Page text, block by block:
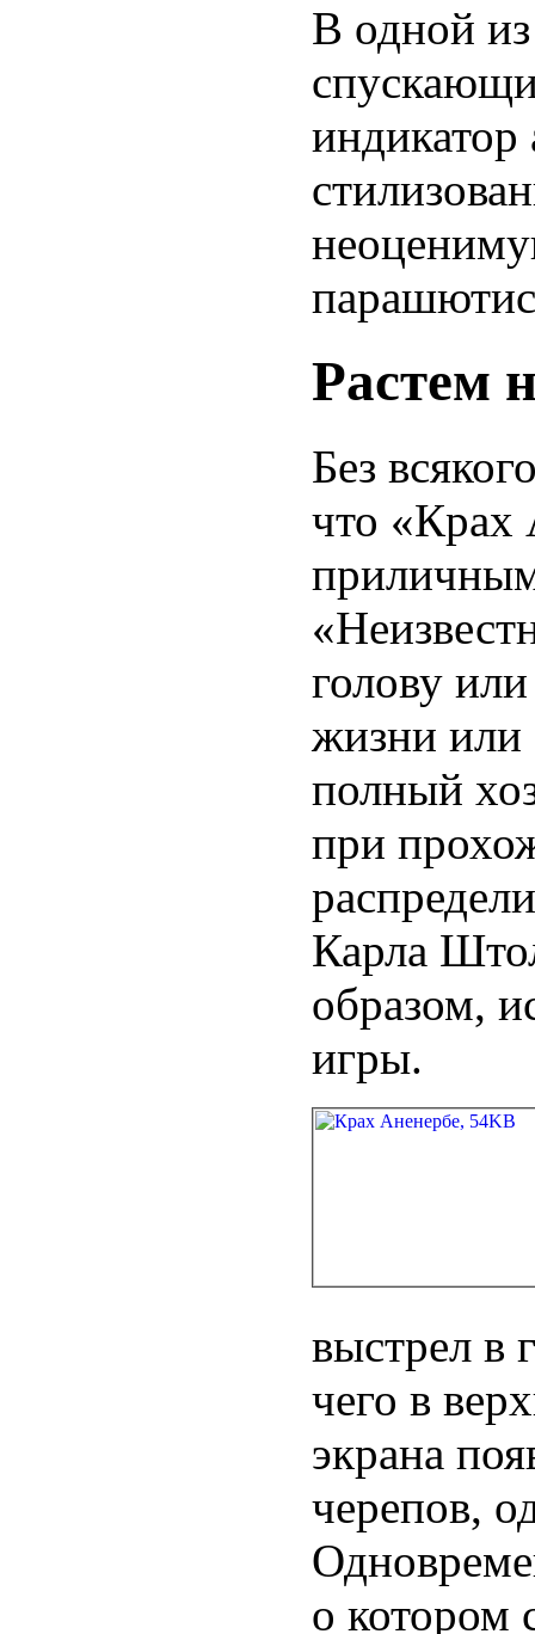
В одной
Растем
Без
что «Крах
голову
жизни или
полный
при
Карла
образом,
игры.
выстрел в
чего в
экрана
черепов,
о котором